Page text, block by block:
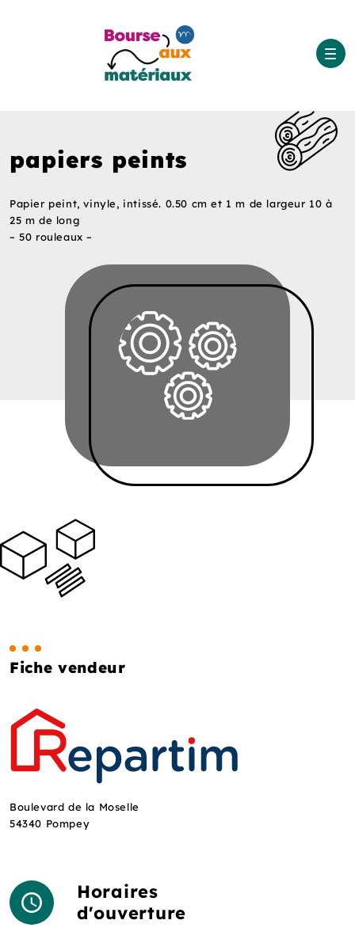
papiers peints
Papier peint, vinyle, intissé. 0.50 cm et 1 m de largeur 10 à
25 m de long
– 50 rouleaux –
Fiche vendeur
Boulevard de la Moselle
54340 Pompey
Horaires
d'ouverture